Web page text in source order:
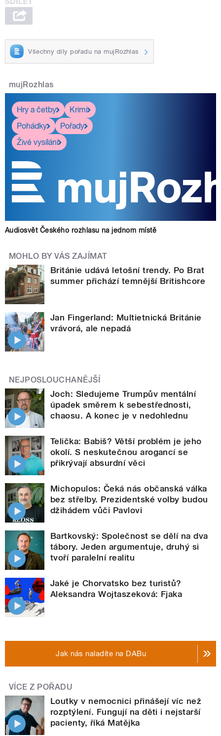
Všechny díly pořadu na mujRozhlas
mujRozhlas
Hry a četby
Krimi
Pohádky
Pořady
Živé vysílání
Audiosvět Českého rozhlasu na jednom místě
MOHLO BY VÁS ZAJÍMAT
Británie udává letošní trendy. Po Brat
summer přichází temnější Britishcore
Jan Fingerland: Multietnická Británie
vrávorá, ale nepadá
NEJPOSLOUCHANĚJŠÍ
Joch: Sledujeme Trumpův mentální
úpadek směrem k sebestřednosti,
chaosu. A konec je v nedohlednu
Telička: Babiš? Větší problém je jeho
okolí. S neskutečnou arogancí se
přikrývají absurdní věci
Michopulos: Čeká nás občanská válka
bez střelby. Prezidentské volby budou
džihádem vůči Pavlovi
Bartkovský: Společnost se dělí na dva
tábory. Jeden argumentuje, druhý si
tvoří paralelní realitu
Jaké je Chorvatsko bez turistů?
Aleksandra Wojtaszeková: Fjaka
Jak nás naladíte na DABu
VÍCE Z POŘADU
Loutky v nemocnici přinášejí víc než
rozptýlení. Fungují na děti i nejstarší
pacienty, říká Matějka